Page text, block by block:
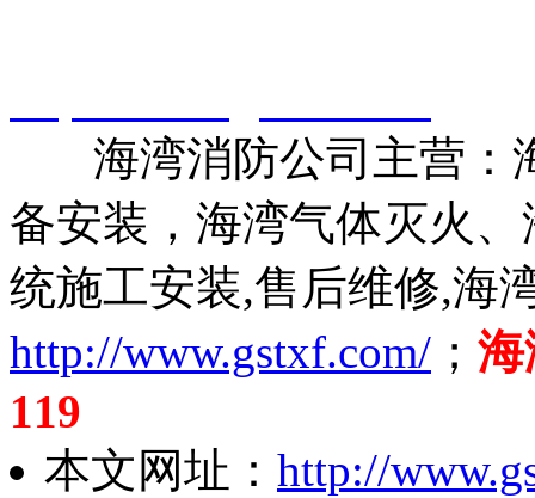
海湾消防公司主营：
备安装，海湾气体灭火
统施工安装,售后维修,海
http://www.gstxf.com/ ； 海
119
本文网址： http://